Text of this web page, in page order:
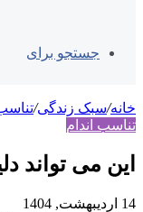
جستجو برای
خانه/سبک زندگی/
تناسب اندام
این می
14 اردیبهشت, 1404